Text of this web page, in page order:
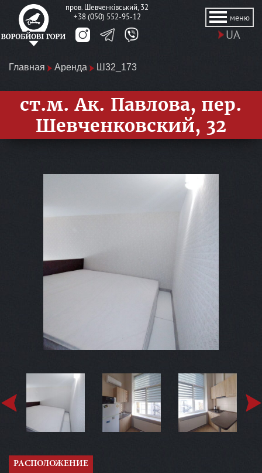
пров. Шевченківський, 32
+38 (050) 552-95-12
меню
UA
Главная Аренда Ш32_173
ст.м. Ак. Павлова, пер.
Шевченковский, 32
РАСПОЛОЖЕНИЕ